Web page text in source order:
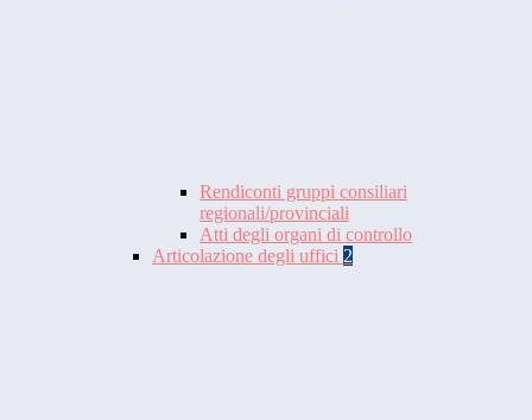
Rendiconti gruppi consiliari
regionali/provinciali
Atti degli organi di controllo
Articolazione degli uffici 2